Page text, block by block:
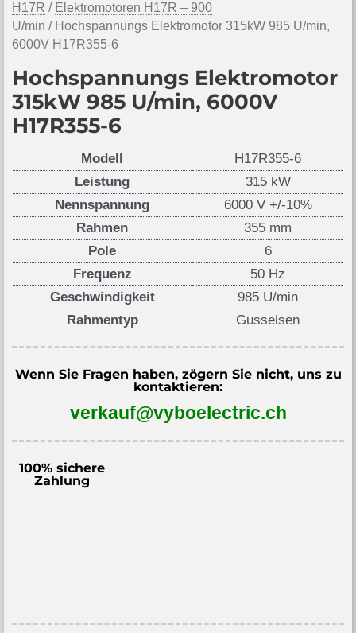
H17R / Elektromotoren H17R – 900
U/min / Hochspannungs Elektromotor 315kW 985 U/min,
6000V H17R355-6
Hochspannungs Elektromotor
315kW 985 U/min, 6000V
H17R355-6
Modell
H17R355-6
Leistung
315 kW
Nennspannung
6000 V +/-10%
Rahmen
355 mm
Pole
6
Frequenz
50 Hz
Geschwindigkeit
985 U/min
Rahmentyp
Gusseisen
Wenn Sie Fragen haben, zögern Sie nicht, uns zu
kontaktieren:
verkauf@vyboelectric.ch
100% sichere
Zahlung